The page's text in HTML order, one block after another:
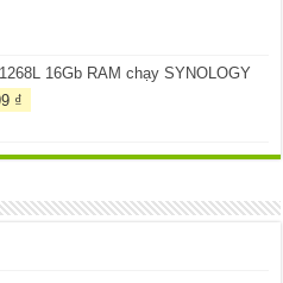
16Gb RAM chạy SYNOLOGY
₫.
₫
là: